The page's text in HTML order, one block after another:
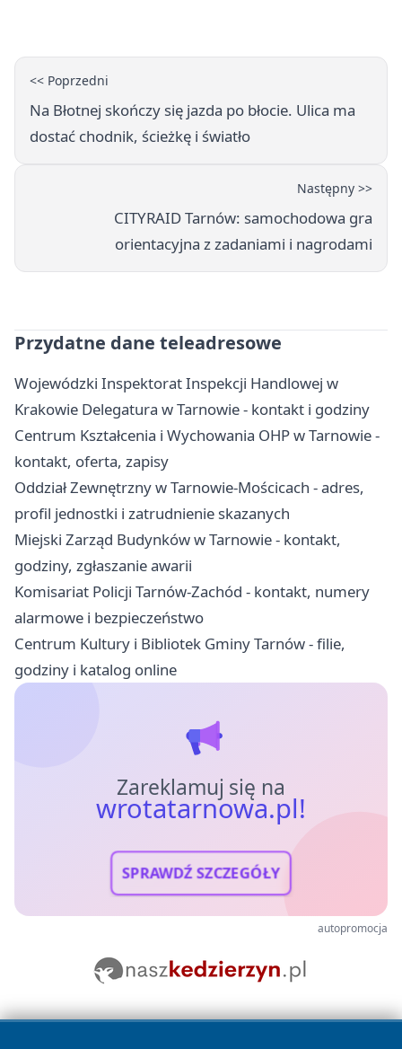
<< Poprzedni
Na Błotnej skończy się jazda po błocie. Ulica ma
dostać chodnik, ścieżkę i światło
Następny >>
CITYRAID Tarnów: samochodowa gra
orientacyjna z zadaniami i nagrodami
Przydatne dane teleadresowe
Wojewódzki Inspektorat Inspekcji Handlowej w
Krakowie Delegatura w Tarnowie - kontakt i godziny
Centrum Kształcenia i Wychowania OHP w Tarnowie -
kontakt, oferta, zapisy
Oddział Zewnętrzny w Tarnowie-Mościcach - adres,
profil jednostki i zatrudnienie skazanych
Miejski Zarząd Budynków w Tarnowie - kontakt,
godziny, zgłaszanie awarii
Komisariat Policji Tarnów-Zachód - kontakt, numery
alarmowe i bezpieczeństwo
Centrum Kultury i Bibliotek Gminy Tarnów - filie,
godziny i katalog online
Zareklamuj się na
wrotatarnowa.pl!
SPRAWDŹ SZCZEGÓŁY
autopromocja